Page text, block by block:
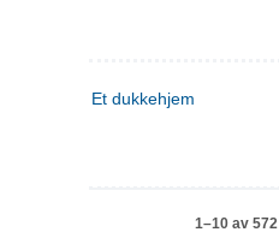
Et dukkehjem
1–10 av 572